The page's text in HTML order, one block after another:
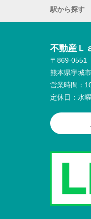
駅から探す
不動産Ｌ
〒869-0551
熊本県宇城
営業時間：
定休日： 水